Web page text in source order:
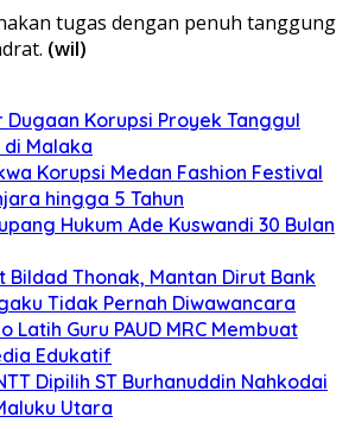
tugas dengan penuh tanggung
(wil)
Dugaan Korupsi Proyek Tanggul
di Malaka
Korupsi Medan Fashion Festival
hingga 5 Tahun
Hukum Ade Kuswandi 30 Bulan
Bildad Thonak, Mantan Dirut Bank
Tidak Pernah Diwawancara
Latih Guru PAUD MRC Membuat
Edukatif
Dipilih ST Burhanuddin Nahkodai
Utara